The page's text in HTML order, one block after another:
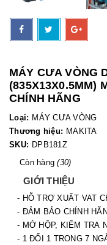
MÁY CƯA VÒNG
(835X13X0.5MM)
CHÍNH HÃNG
Loại: MÁY CƯA VÒNG
Thương hiệu: MAKITA
SKU: DPB181Z
Còn hàng(30)
GIỚI THIỆU
- HỖ TRỢ XUẤT VAT
- ĐẢM BẢO CHÍNH
- MỞ HỘP, KIỂM TRA
- 1 ĐỔI 1 TRONG 7